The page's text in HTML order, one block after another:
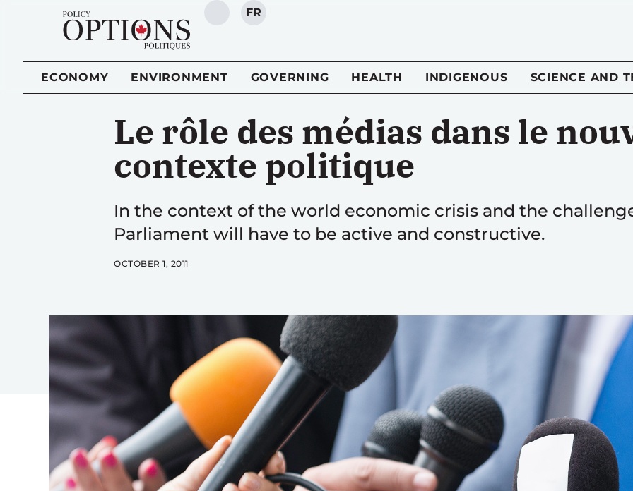
SEARCH
FR
ECONOMY ENVIRONMENT GOVERNING HEALTH INDIGENOUS SCIENCE AND
Le rôle des médias dans le
contexte politique
In the context of the world economic crisis and the
Parliament will have to be active and constructive.
OCTOBER 1, 2011